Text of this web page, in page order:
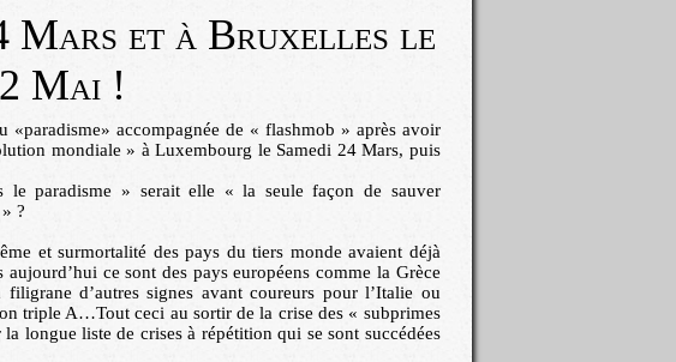
Mars et à Bruxelles le
2 Mai !
accompagnée de « flashmob » après avoir
mondiale » à Luxembourg le Samedi 24 Mars, puis
le paradisme » serait elle « la seule façon de sauver
?
et surmortalité des pays du tiers monde avaient déjà
ce sont des pays européens comme la Grèce
d’autres signes avant coureurs pour l’Italie ou
triple A…Tout ceci au sortir de la crise des « subprimes
longue liste de crises à répétition qui se sont succédées